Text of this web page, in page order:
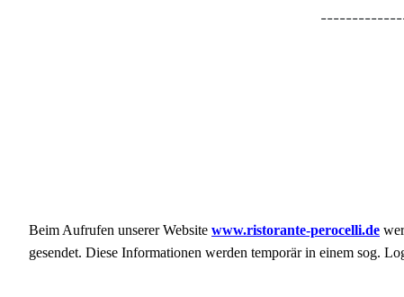
Beim Aufrufen unserer Website www.ristorante-perocelli.de
gesendet. Diese Informationen werden temporär in einem sog.